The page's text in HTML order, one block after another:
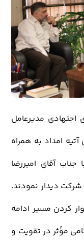
مدیرعامل
امداد به همراه
جناب آقای امیررضا
دیدار نمودند.
کردن مسیر ادامه
مؤثر در تقویت و